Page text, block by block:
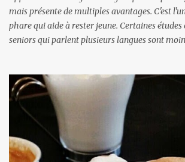
mais présente de multiples avantages. C'est
phare qui aide à rester jeune. Certaines
seniors qui parlent plusieurs langues sont
également la créativité . Par ailleurs, une
que l’âge n’est pas une barrière pour
étrangère /.../ 85 % des seniors se disent
d’apprendre une langue étrangère, 91 %
même que c’est l’une des meilleures façons de
mentalement./...De plus i ls disposent de